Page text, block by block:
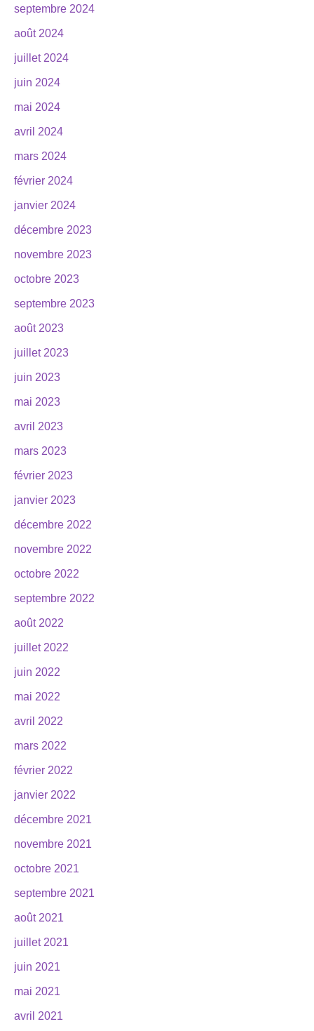
septembre 2024
août 2024
juillet 2024
juin 2024
mai 2024
avril 2024
mars 2024
février 2024
janvier 2024
décembre 2023
novembre 2023
octobre 2023
septembre 2023
août 2023
juillet 2023
juin 2023
mai 2023
avril 2023
mars 2023
février 2023
janvier 2023
décembre 2022
novembre 2022
octobre 2022
septembre 2022
août 2022
juillet 2022
juin 2022
mai 2022
avril 2022
mars 2022
février 2022
janvier 2022
décembre 2021
novembre 2021
octobre 2021
septembre 2021
août 2021
juillet 2021
juin 2021
mai 2021
avril 2021